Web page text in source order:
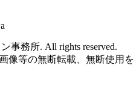
事務所. All rights reserved.
像等の無断転載、無断使用を